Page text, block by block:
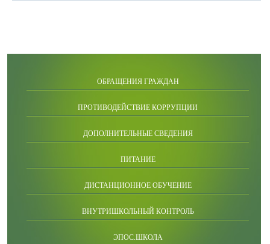
ОБРАЩЕНИЯ ГРАЖДАН
ПРОТИВОДЕЙСТВИЕ КОРРУПЦИИ
ДОПОЛНИТЕЛЬНЫЕ СВЕДЕНИЯ
ПИТАНИЕ
ДИСТАНЦИОННОЕ ОБУЧЕНИЕ
ВНУТРИШКОЛЬНЫЙ КОНТРОЛЬ
ЭПОС.ШКОЛА